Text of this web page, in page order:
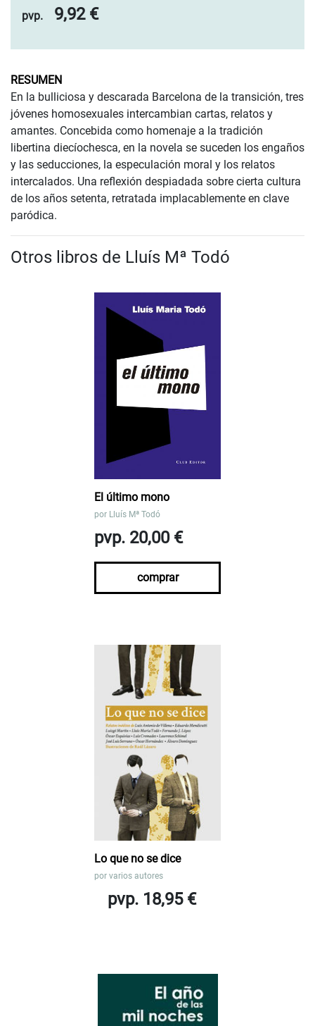
pvp.
9,92 €
RESUMEN
En la bulliciosa y descarada Barcelona de la transición, tres
jóvenes homosexuales intercambian cartas, relatos y
amantes. Concebida como homenaje a la tradición
libertina diecíochesca, en la novela se suceden los engaños
y las seducciones, la especulación moral y los relatos
intercalados. Una reflexión despiadada sobre cierta cultura
de los años setenta, retratada implacablemente en clave
paródica.
Otros libros de Lluís Mª Todó
El último mono
por Lluís Mª Todó
pvp. 20,00 €
comprar
Lo que no se dice
por varios autores
pvp. 18,95 €